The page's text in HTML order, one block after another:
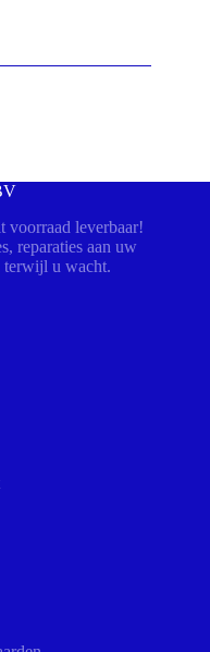
voorraad leverbaar!
reparaties aan uw
terwijl u wacht.